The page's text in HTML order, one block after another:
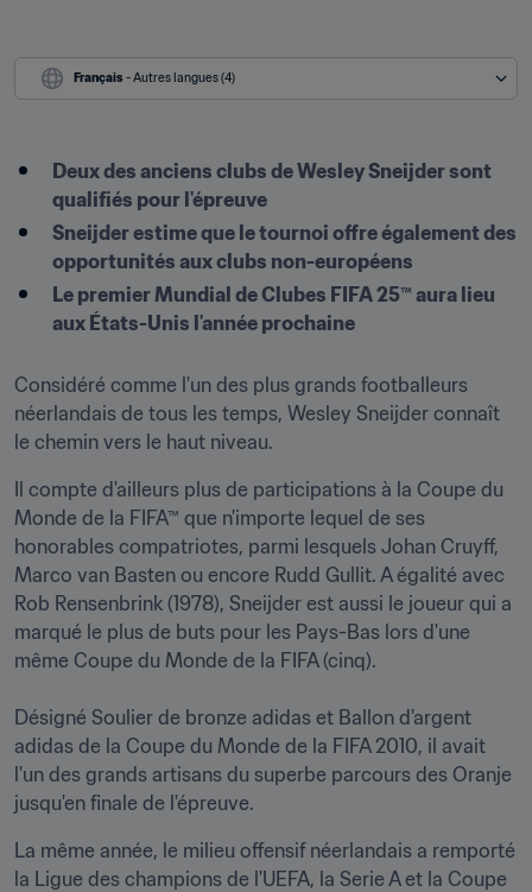
Français - Autres langues (4)
Deux des anciens clubs de Wesley Sneijder sont
qualifiés pour l'épreuve
Sneijder estime que le tournoi offre également des
opportunités aux clubs non-européens
Le premier Mundial de Clubes FIFA 25™ aura lieu
aux États-Unis l'année prochaine
Considéré comme l'un des plus grands footballeurs
néerlandais de tous les temps, Wesley Sneijder connaît
le chemin vers le haut niveau.
Il compte d'ailleurs plus de participations à la Coupe du
Monde de la FIFA™ que n'importe lequel de ses
honorables compatriotes, parmi lesquels Johan Cruyff,
Marco van Basten ou encore Rudd Gullit. A égalité avec
Rob Rensenbrink (1978), Sneijder est aussi le joueur qui a
marqué le plus de buts pour les Pays-Bas lors d'une
même Coupe du Monde de la FIFA (cinq).
Désigné Soulier de bronze adidas et Ballon d'argent
adidas de la Coupe du Monde de la FIFA 2010, il avait
l'un des grands artisans du superbe parcours des Oranje
jusqu'en finale de l'épreuve.
La même année, le milieu offensif néerlandais a remporté
la Ligue des champions de l'UEFA, la Serie A et la Coupe